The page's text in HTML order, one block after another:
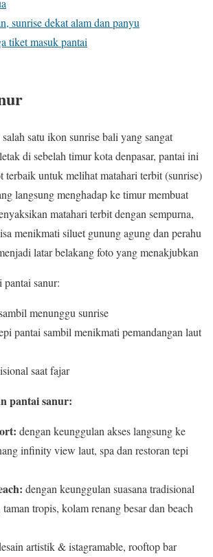
sunrise dekat alam dan panyu
tiket masuk pantai
satu ikon sunrise bali yang sangat
di sebelah timur kota denpasar, pantai ini
terbaik untuk melihat matahari terbit (sunrise)
langsung menghadap ke timur membuat
matahari terbit dengan sempurna,
menikmati siluet gunung agung dan perahu
latar belakang foto yang menakjubkan
sanur:
menunggu sunrise
pantai sambil menikmati pemandangan laut
saat fajar
pantai sanur:
dengan keunggulan akses langsung ke
infinity view laut, spa dan restoran tepi
dengan keunggulan suasana tradisional
tropis, kolam renang besar dan beach
artistik & istagramable, rooftop bar